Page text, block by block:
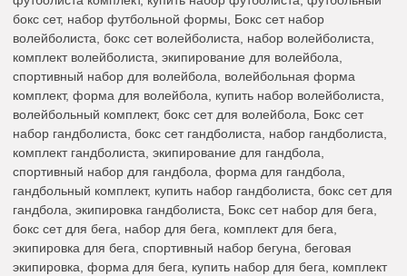
бокс сет, набор футбольной формы, Бокс сет набор
волейболиста, бокс сет волейболиста, набор волейболиста,
комплект волейболиста, экипирование для волейбола,
спортивный набор для волейбола, волейбольная форма
комплект, форма для волейбола, купить набор волейболиста,
волейбольный комплект, бокс сет для волейбола, Бокс сет
набор гандболиста, бокс сет гандболиста, набор гандболиста,
комплект гандболиста, экипирование для гандбола,
спортивный набор для гандбола, форма для гандбола,
гандбольный комплект, купить набор гандболиста, бокс сет для
гандбола, экипировка гандболиста, Бокс сет набор для бега,
бокс сет для бега, набор для бега, комплект для бега,
экипировка для бега, спортивный набор бегуна, беговая
экипировка, форма для бега, купить набор для бега, комплект